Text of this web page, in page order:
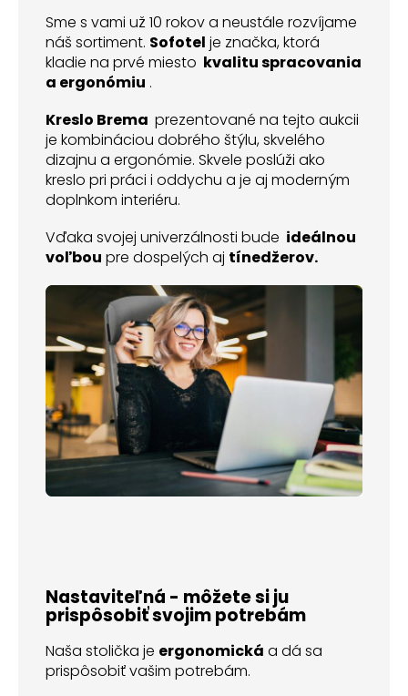
Sme s vami už 10 rokov a neustále rozvíjame
náš sortiment. Sofotel je značka, ktorá
kladie na prvé miesto kvalitu spracovania
a ergonómiu .
Kreslo Brema prezentované na tejto aukcii
je kombináciou dobrého štýlu, skvelého
dizajnu a ergonómie. Skvele poslúži ako
kreslo pri práci i oddychu a je aj moderným
doplnkom interiéru.
Vďaka svojej univerzálnosti bude ideálnou
voľbou pre dospelých aj tínedžerov.
Nastaviteľná - môžete si ju
prispôsobiť svojim potrebám
Naša stolička je ergonomická a dá sa
prispôsobiť vašim potrebám.